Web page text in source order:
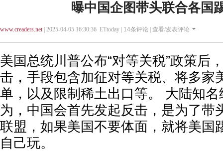
曝中国企图带头联合各国
www.creaders.net| 2025-04-05 16:30:36 ETtoday | 14条评论 | 查看/发表评论
美国总统川普公布“对等关税”政策后
击，手段包含加征对等关税、将多家
单，以及限制稀土出口等。 大陆知
为，中国会首先发起反击，是为了带
联盟，如果美国不要体面，就将美国
自己玩。